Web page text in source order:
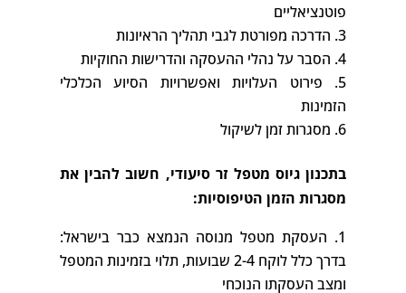
פוטנציאליים
הדרכה מפורטת לגבי תהליך הראיונות
הסבר על נהלי ההעסקה והדרישות החוקיות
פירוט העלויות ואפשרויות הסיוע הכלכלי
הזמינות
מסגרות זמן לשיקול
בתכנון גיוס מטפל זר סיעודי, חשוב להבין את
מסגרות הזמן הטיפוסיות:
העסקת מטפל מנוסה הנמצא כבר בישראל:
בדרך כלל לוקח 2-4 שבועות, תלוי בזמינות המטפל
ומצב העסקתו הנוכחי